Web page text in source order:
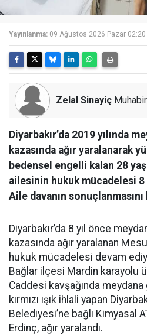
Yayınlanma: 09 Ağustos 2026 Pazar 02:20
Zelal Sinayiç Muhabir
Diyarbakır’da 2019 yılında
kazasında ağır yaralanarak
bedensel engelli kalan 28
ailesinin hukuk mücadelesi 8
Aile davanın
Diyarbakır’da 8 yıl önce
kazasında ağır yaralanan
hukuk mücadelesi devam
Bağlar ilçesi Mardin karayolu
Caddesi kavşağında
kırmızı ışık ihlali yapan
Belediyesi’ne bağlı Kimyasal
Erdinç, ağır yaralandı.